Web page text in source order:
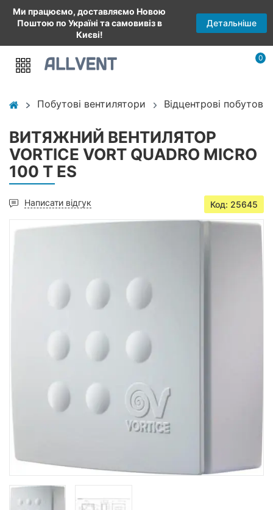
Ми працюємо, доставляємо Новою
Поштою по Україні та самовивіз в
Києві!
Детальніше
0
Побутові вентилятори Відцентрові побутові
ВИТЯЖНИЙ ВЕНТИЛЯТОР
VORTICE VORT QUADRO MICRO
100 T ES
Написати відгук Код: 25645